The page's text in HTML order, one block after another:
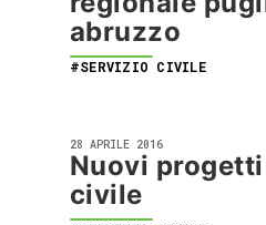
abruzzo
#SERVIZIO CIVILE
28 APRILE 2016
Nuovi
civile